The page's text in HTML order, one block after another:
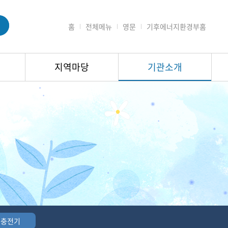
홈 전체메뉴 영문 기후에너지환경부홈
지역마당 기관소개
전기